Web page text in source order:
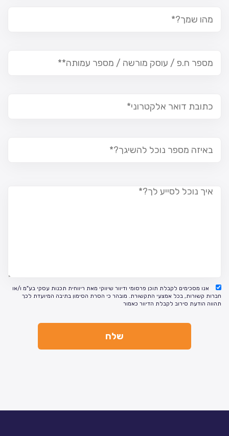
אנו מסכימים לקבלת תוכן פרסומי ודיוור שיווקי מאת ריווחית תכנות עסקי בע"מ ו/או
חברות קשורות, בכל אמצעי התקשורת. מובהר כי הסרת הסימון בתיבה המיועדת לכך
תהווה הודעת סירוב לקבלת הדיוור כאמור